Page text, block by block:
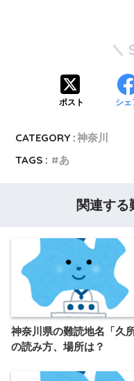
ポスト シェ
CATEGORY :神奈川
TAGS :
あ
関連する
神奈川県の難読地名「久所
の読み方、場所は？